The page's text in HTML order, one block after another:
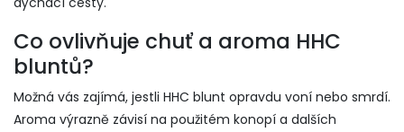
Co ovlivňuje chuť a aroma HHC
bluntů?
Možná vás zajímá, jestli HHC blunt opravdu voní nebo smrdí.
Aroma výrazně závisí na použitém konopí a dalších